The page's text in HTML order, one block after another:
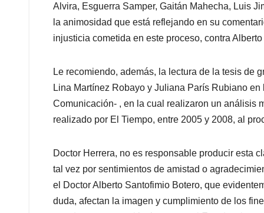
Alvira, Esguerra Samper, Gaitán Mahecha, Luis
la animosidad que está reflejando en su
injusticia cometida en este proceso, contra
Le recomiendo, además, la lectura de la tesis de
Lina Martínez Robayo y Juliana París Rubiano en
Comunicación- , en la cual realizaron un análisis
realizado por El Tiempo, entre 2005 y 2008, al
Doctor Herrera, no es responsable producir esta
tal vez por sentimientos de amistad o
el Doctor Alberto Santofimio Botero, que
duda, afectan la imagen y cumplimiento de los